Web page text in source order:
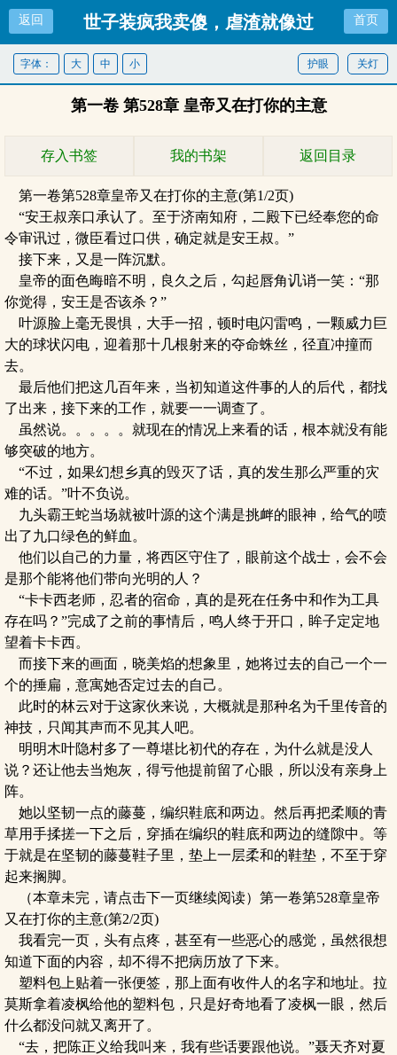
返回 世子装疯我卖傻，虐渣就像过 首页
关灯
护眼
字体： 大 中 小
第一卷 第528章 皇帝又在打你的主意
存入书签 我的书架 返回目录
第一卷第528章皇帝又在打你的主意(第1/2页)
“安王叔亲口承认了。至于济南知府，二殿下已经奉您的命
令审讯过，微臣看过口供，确定就是安王叔。”
接下来，又是一阵沉默。
皇帝的面色晦暗不明，良久之后，勾起唇角讥诮一笑：“那
你觉得，安王是否该杀？”
叶源脸上毫无畏惧，大手一招，顿时电闪雷鸣，一颗威力巨
大的球状闪电，迎着那十几根射来的夺命蛛丝，径直冲撞而
去。
最后他们把这几百年来，当初知道这件事的人的后代，都找
了出来，接下来的工作，就要一一调查了。
虽然说。。。。。就现在的情况上来看的话，根本就没有能
够突破的地方。
“不过，如果幻想乡真的毁灭了话，真的发生那么严重的灾
难的话。”叶不负说。
九头霸王蛇当场就被叶源的这个满是挑衅的眼神，给气的喷
出了九口绿色的鲜血。
他们以自己的力量，将西区守住了，眼前这个战士，会不会
是那个能将他们带向光明的人？
“卡卡西老师，忍者的宿命，真的是死在任务中和作为工具
存在吗？”完成了之前的事情后，鸣人终于开口，眸子定定地
望着卡卡西。
而接下来的画面，晓美焰的想象里，她将过去的自己一个一
个的捶扁，意寓她否定过去的自己。
此时的林云对于这家伙来说，大概就是那种名为千里传音的
神技，只闻其声而不见其人吧。
明明木叶隐村多了一尊堪比初代的存在，为什么就是没人
说？还让他去当炮灰，得亏他提前留了心眼，所以没有亲身上
阵。
她以坚韧一点的藤蔓，编织鞋底和两边。然后再把柔顺的青
草用手揉搓一下之后，穿插在编织的鞋底和两边的缝隙中。等
于就是在坚韧的藤蔓鞋子里，垫上一层柔和的鞋垫，不至于穿
起来搁脚。
（本章未完，请点击下一页继续阅读）第一卷第528章皇帝
又在打你的主意(第2/2页)
我看完一页，头有点疼，甚至有一些恶心的感觉，虽然很想
知道下面的内容，却不得不把病历放了下来。
塑料包上贴着一张便签，那上面有收件人的名字和地址。拉
莫斯拿着凌枫给他的塑料包，只是好奇地看了凌枫一眼，然后
什么都没问就又离开了。
“去，把陈正义给我叫来，我有些话要跟他说。”聂天齐对夏